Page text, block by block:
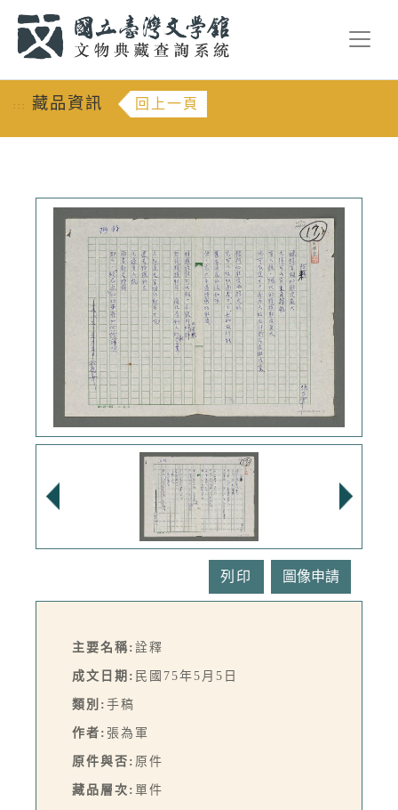
::: 藏品資訊 回上一頁
列印
主要名稱: 詮釋
成文日期: 民國75年5月5日
類別: 手稿
作者: 張為軍
原件與否: 原件
藏品層次: 單件